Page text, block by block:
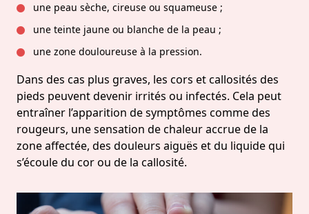
une peau sèche, cireuse ou squameuse ;
une teinte jaune ou blanche de la peau ;
une zone douloureuse à la pression.
Dans des cas plus graves, les cors et callosités des
pieds peuvent devenir irrités ou infectés. Cela peut
entraîner l’apparition de symptômes comme des
rougeurs, une sensation de chaleur accrue de la
zone affectée, des douleurs aiguës et du liquide qui
s’écoule du cor ou de la callosité.